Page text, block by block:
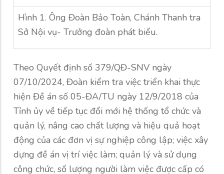
Hình 1. Ông Đoàn Bảo Toàn, Chánh Thanh tra
Sở Nội vụ- Trưởng đoàn phát biểu.
Theo Quyết định số 379/QĐ-SNV ngày
07/10/2024, Đoàn kiểm tra việc triển khai thực
hiện Đề án số 05-ĐA/TU ngày 12/9/2018 của
Tỉnh ủy về tiếp tục đổi mới hệ thống tổ chức và
quản lý, nâng cao chất lượng và hiệu quả hoạt
động của các đơn vị sự nghiệp công lập; việc xây
dựng đề án vị trí việc làm; quản lý và sử dụng
công chức, số lượng người làm việc được cấp có